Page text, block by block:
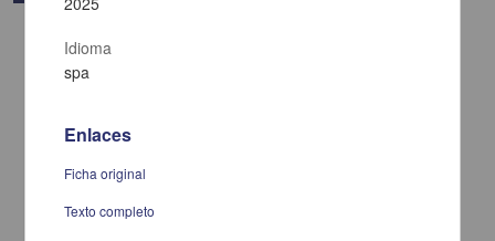
Idioma
spa
Enlaces
Ficha original
Texto completo